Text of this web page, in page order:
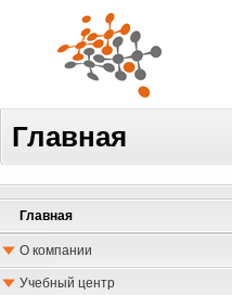
Главная
Главная
О компании
Учебный центр